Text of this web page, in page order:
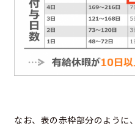
なお、表の赤枠部分のように